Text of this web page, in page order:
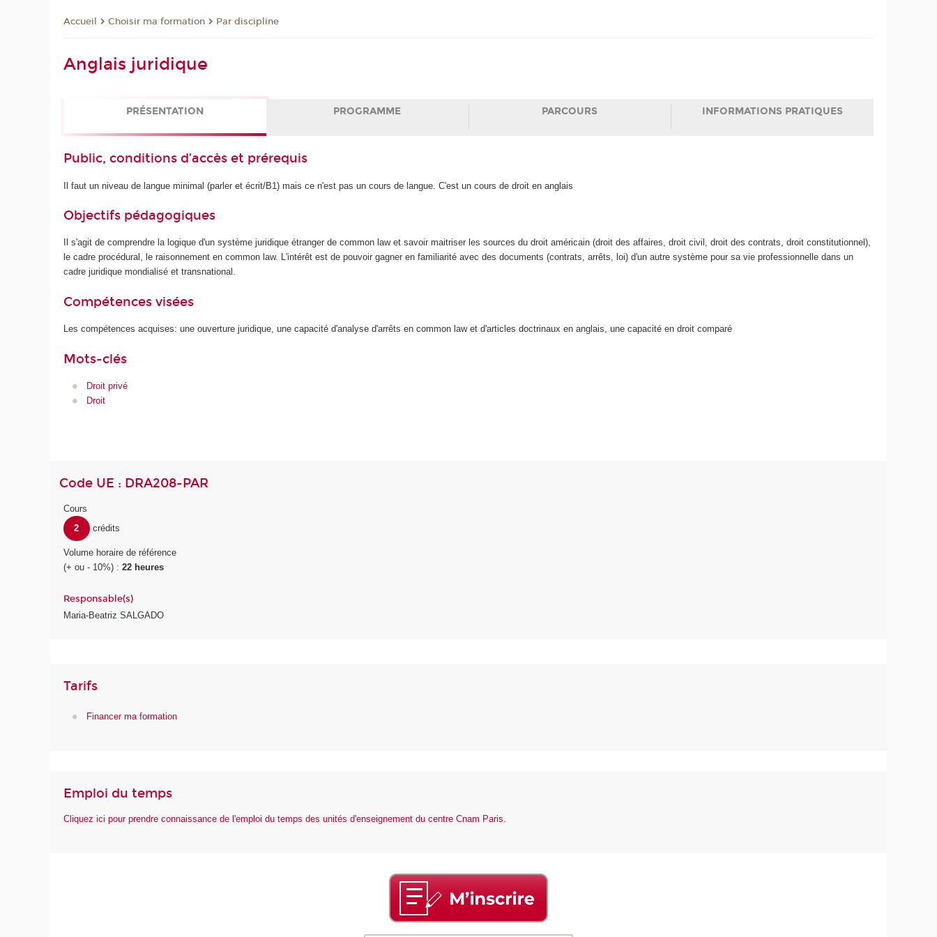
Accueil Choisir ma formation Par discipline
Anglais juridique
PRÉSENTATION PROGRAMME PARCOURS INFORMATIONS PRATIQUES
Public, conditions d’accès et prérequis
Il faut un niveau de langue minimal (parler et écrit/B1) mais ce n'est pas un cours de langue. C'est un cours de droit en anglais
Objectifs pédagogiques
Il s'agit de comprendre la logique d'un système juridique étranger de common law et savoir maitriser les sources du droit américain (droit des affaires, droit civil, droit des contrats, droit constitutionnel),
le cadre procédural, le raisonnement en common law. L'intérêt est de pouvoir gagner en familiarité avec des documents (contrats, arrêts, loi) d'un autre système pour sa vie professionnelle dans un
cadre juridique mondialisé et transnational.
Compétences visées
Les compétences acquises: une ouverture juridique, une capacité d'analyse d'arrêts en common law et d'articles doctrinaux en anglais, une capacité en droit comparé
Mots-clés
Droit privé
Droit
Code UE : DRA208-PAR
Cours
2
crédits
Volume horaire de référence
(+ ou - 10%) :22 heures
Responsable(s)
Maria-Beatriz SALGADO
Tarifs
Financer ma formation
Emploi du temps
Cliquez ici pour prendre connaissance de l'emploi du temps des unités d'enseignement du centre Cnam Paris.